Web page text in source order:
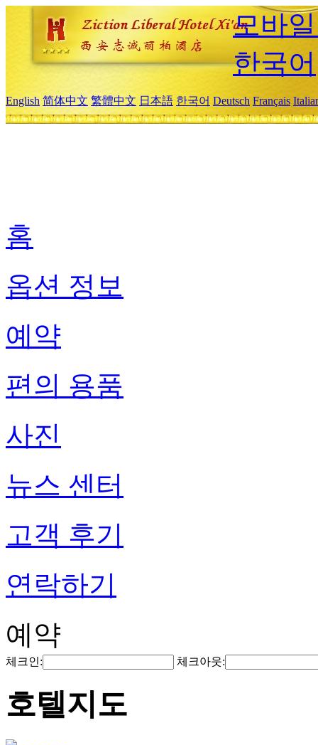
모바
한국어
English 简体中文 繁體中文 日本語 한국어 Deutsch Français
홈
옵션 정보
예약
편의 용품
사진
뉴스 센터
고객 후기
연락하기
예약
체크인: 체크아웃:
호텔지도